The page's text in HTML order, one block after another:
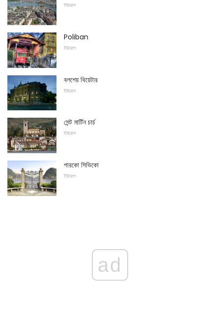
ইউরোপ
Poliban
ইউরোপ
বলশেয় থিয়েটার
ইউরোপ
সেন্ট মার্টিন চার্চ
ইউরোপ
পারকো সিভিকো
ইউরোপ
ad